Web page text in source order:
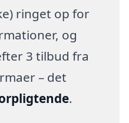
ringet op for
og
3 tilbud fra
– det
.